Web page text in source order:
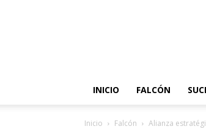
INICIO FALCÓN
Inicio Falcón Alianza